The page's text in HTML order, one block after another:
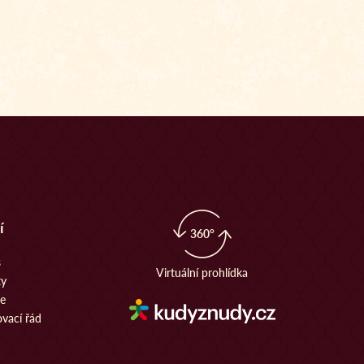
řád
360°
Virtuální prohlídka